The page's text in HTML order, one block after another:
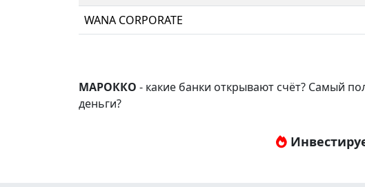
WANA CORPORATE
МАРОККО - какие банки открывают счёт? Самый
деньги?